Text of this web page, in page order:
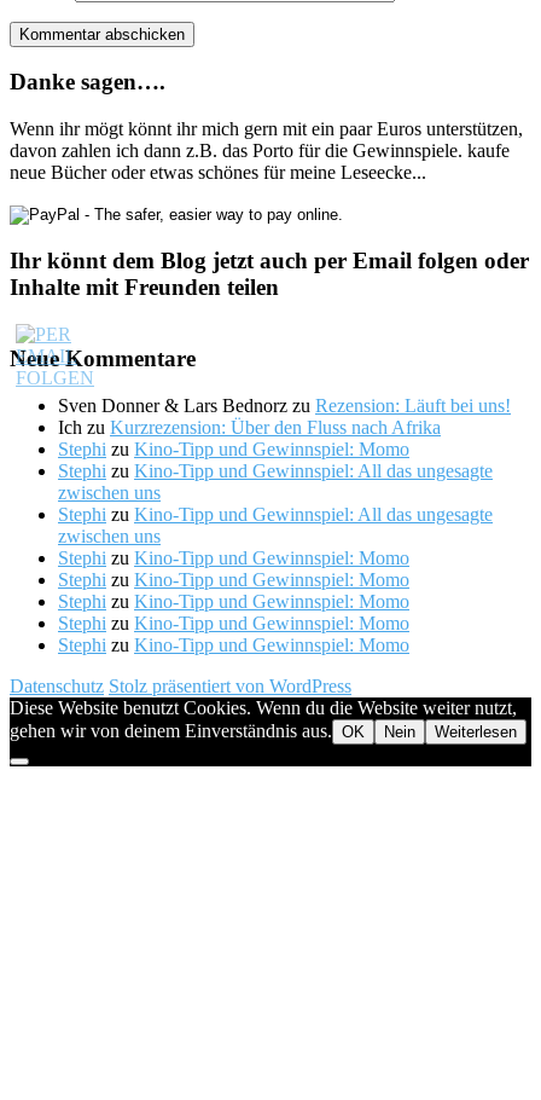
Danke sagen….
Wenn ihr mögt könnt ihr mich gern mit ein paar Euros unterstützen,
davon zahlen ich dann z.B. das Porto für die Gewinnspiele. kaufe
neue Bücher oder etwas schönes für meine Leseecke...
Ihr könnt dem Blog jetzt auch per Email folgen oder
Inhalte mit Freunden teilen
Neue Kommentare
Sven Donner & Lars Bednorz zu Rezension: Läuft bei uns!
Ich zu Kurzrezension: Über den Fluss nach Afrika
Stephi zu Kino-Tipp und Gewinnspiel: Momo
Stephi zu Kino-Tipp und Gewinnspiel: All das ungesagte
zwischen uns
Stephi zu Kino-Tipp und Gewinnspiel: All das ungesagte
zwischen uns
Stephi zu Kino-Tipp und Gewinnspiel: Momo
Stephi zu Kino-Tipp und Gewinnspiel: Momo
Stephi zu Kino-Tipp und Gewinnspiel: Momo
Stephi zu Kino-Tipp und Gewinnspiel: Momo
Stephi zu Kino-Tipp und Gewinnspiel: Momo
Datenschutz Stolz präsentiert von WordPress
Diese Website benutzt Cookies. Wenn du die Website weiter nutzt,
gehen wir von deinem Einverständnis aus. OK Nein Weiterlesen